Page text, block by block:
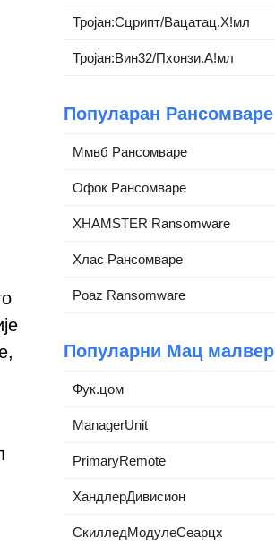
Тројан:Сцрипт/Вацатац.Х!мл
Тројан:Вин32/Пхонзи.А!мл
Популаран Рансомваре
Ммвб Рансомваре
Офок Рансомваре
XHAMSTER Ransomware
Хлас Рансомваре
Poaz Ransomware
Популарни Мац малвер
Фук.цом
ManagerUnit
PrimaryRemote
ХандлерДивисион
СкилледМодулеСеарцх